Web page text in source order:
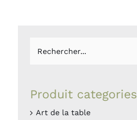
Bougies
Produit categories
Art de la table